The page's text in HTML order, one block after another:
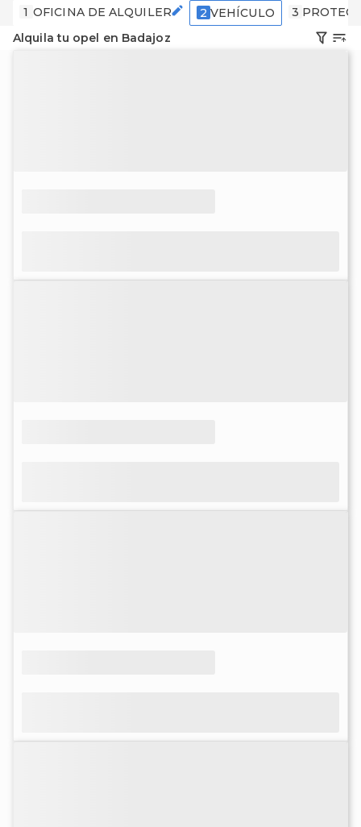
1 OFICINA DE ALQUILER 2 VEHÍCULO 3
Alquila tu opel en Badajoz